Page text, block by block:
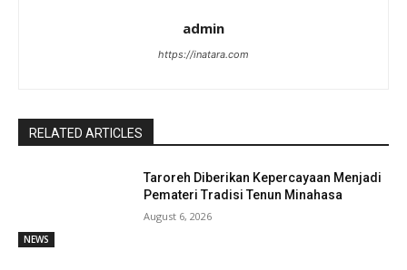
admin
https://inatara.com
RELATED ARTICLES
NEWS
Taroreh Diberikan Kepercayaan Menjadi
Pemateri Tradisi Tenun Minahasa
August 6, 2026